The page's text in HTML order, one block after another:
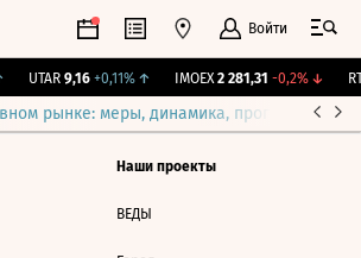
Войти
UTAR 9,16 +0,11%↑ IMOEX 2 281,31 -0,2%↓
рынке: меры, динамика, прогнозы
Наши проекты
ВЕДЫ